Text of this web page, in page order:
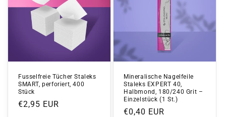
Fusselfreie Tücher Staleks
SMART, perforiert, 400
Stück
Normaler
€2,95 EUR
Mineralische Nagelfeile
Staleks EXPERT 40,
Halbmond, 180/240 Grit –
Einzelstück (1 St.)
Normaler
€0,40 EUR